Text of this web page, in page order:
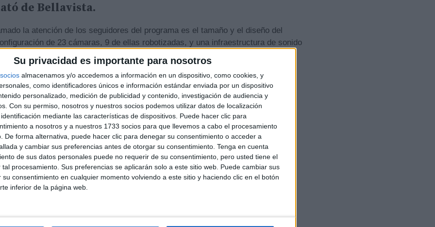
Su privacidad es importante para nosotros
socios almacenamos y/o accedemos a información en un dispositivo, como cookies, y
como identificadores únicos e información estándar enviada por un dispositivo
personalizado, medición de publicidad y contenido, investigación de audiencia y
Con su permiso, nosotros y nuestros socios podemos utilizar datos de localización
mediante las características de dispositivos. Puede hacer clic para
a nosotros y a nuestros 1733 socios para que llevemos a cabo el procesamiento
De forma alternativa, puede hacer clic para denegar su consentimiento o acceder a
y cambiar sus preferencias antes de otorgar su consentimiento. Tenga en cuenta
de sus datos personales puede no requerir de su consentimiento, pero usted tiene el
procesamiento. Sus preferencias se aplicarán solo a este sitio web. Puede cambiar sus
consentimiento en cualquier momento volviendo a este sitio y haciendo clic en el botón
inferior de la página web.
de Bellavista.
la atención de los seguidores del programa es el tamaño y el diseño del
de 23 cámaras, 9 de ellas robotizadas, y una infraestructura de sonido
asemeja más a una gran casa que a un estudio tradicional.
Anuncios
de 40 metros hasta un diseño completamente inmersivo, los elementos que